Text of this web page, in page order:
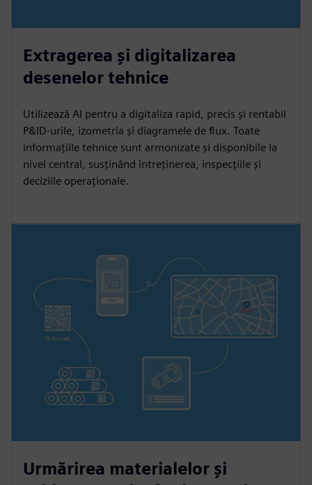
Extragerea și digitalizarea
desenelor tehnice
Utilizează AI pentru a digitaliza rapid, precis și rentabil
P&ID-urile, izometria și diagramele de flux. Toate
informațiile tehnice sunt armonizate și disponibile la
nivel central, susținând întreținerea, inspecțiile și
deciziile operaționale.
Urmărirea materialelor și